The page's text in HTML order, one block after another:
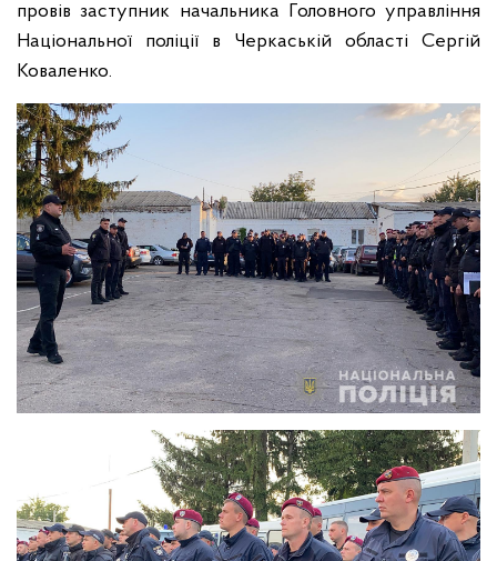
провів заступник начальника Головного управління
Національної поліції в Черкаській області Сергій
Коваленко.